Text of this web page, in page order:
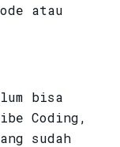
atau
bisa
Coding,
sudah